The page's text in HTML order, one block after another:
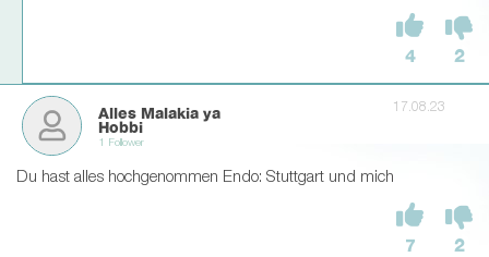
4 2
Alles Malakia ya
Hobbi
1 Follower
17.08.23
Du hast alles hochgenommen Endo: Stuttgart und mich
7 2